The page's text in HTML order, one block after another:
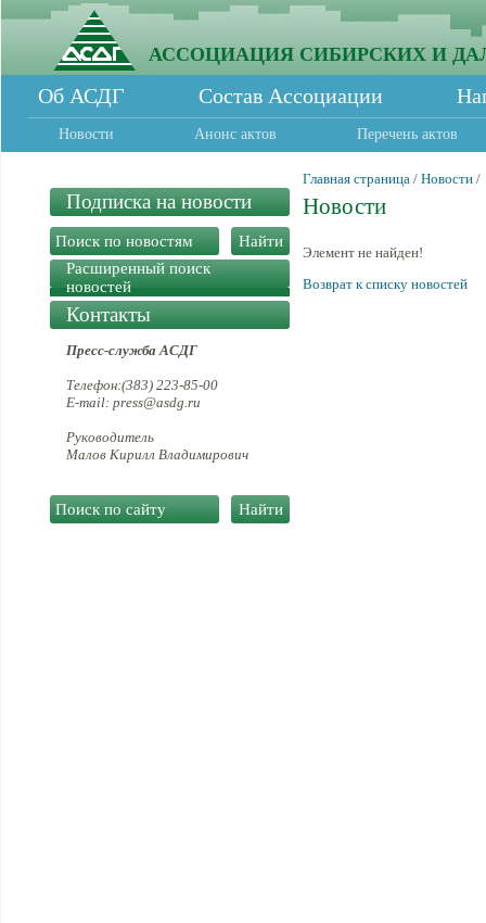
АССОЦИАЦИЯ СИБИРСКИХ И
Об АСДГ Состав Ассоциации
Новости Анонс актов Перечень актов
Подписка на новости
Расширенный поиск
новостей
Контакты
Пресс-служба АСДГ
Телефон:(383) 223-85-00
E-mail: press@asdg.ru
Руководитель
Малов Кирилл Владимирович
Главная страница / Новости /
Новости
Элемент не найден!
Возврат к списку новостей